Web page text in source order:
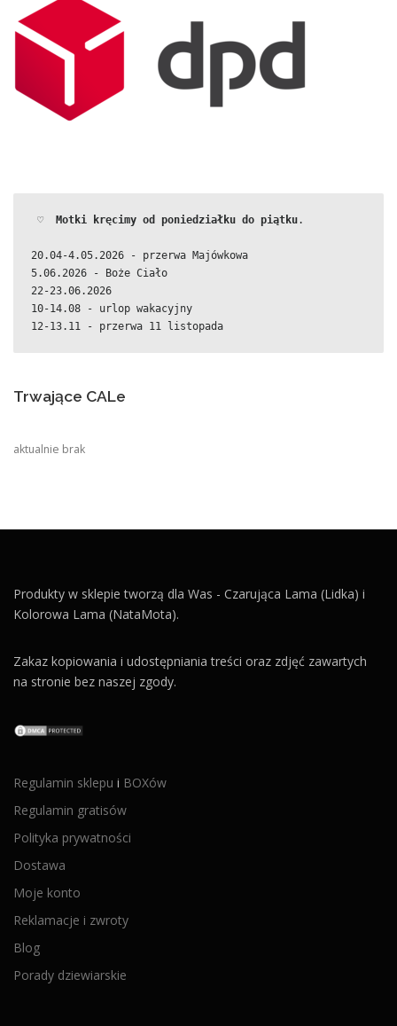
♡ Motki kręcimy od poniedziałku do piątku.
20.04-4.05.2026 - przerwa Majówkowa
5.06.2026 - Boże Ciało
22-23.06.2026
10-14.08 - urlop wakacyjny
12-13.11 - przerwa 11 listopada
Trwające CALe
aktualnie brak
Produkty w sklepie tworzą dla Was - Czarująca Lama (Lidka) i
Kolorowa Lama (NataMota).
Zakaz kopiowania i udostępniania treści oraz zdjęć zawartych
na stronie bez naszej zgody.
Regulamin sklepu i BOXów
Regulamin gratisów
Polityka prywatności
Dostawa
Moje konto
Reklamacje i zwroty
Blog
Porady dziewiarskie